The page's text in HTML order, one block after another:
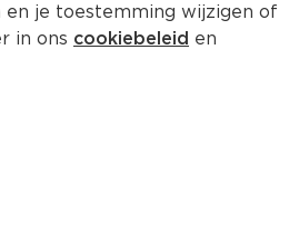
en je toestemming wijzigen of
in ons cookiebeleid en